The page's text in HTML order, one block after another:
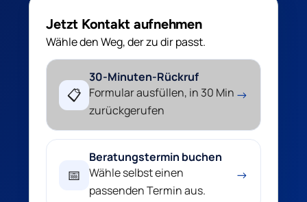
Jetzt Kontakt aufnehmen
Wähle den Weg, der zu dir passt.
📋
30-Minuten-Rückruf
Formular ausfüllen, in 30 Min
zurückgerufen
→
📅
Beratungstermin buchen
Wähle selbst einen
passenden Termin aus.
→